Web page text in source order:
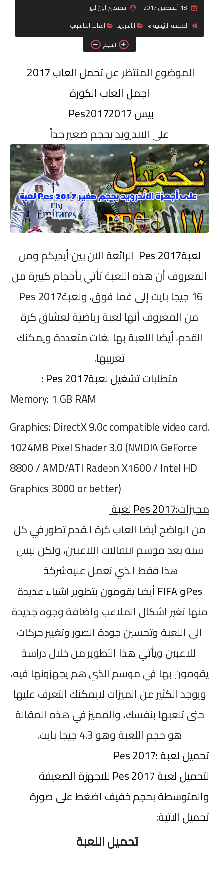
جرافيك
موبايل
كورسات
مقالات
القسم الديني
العناية بالصحة
سياحة
قصص
رياضة
اسمعنى اون لاين
الصفحة الرئيسية
الأندرويد
العاب الحاسوب
الحجم
الموضوع المنتظر عنتحمل العاب 2017
اجمل العاب الكورة
بيس 2017
Pes2017
على الاندرويد بحجم صغير جداً
لعبةPes 2017 الرائعة الان بين أيديكم ومن
المعروف أن هذه اللعبة تأتي بأحجام كبيرة من
16 جيجا بايت إلى فما فوق، ولعبة
Pes 2017
من المعروف أنها لعبة رياضية لعشاق كرة
القدم، أيضا اللعبة بها لغات متعددة ويمكنك
تعربيها.
متطلباتتشغيل لعبةPes 2017
:
Memory: 1 GB RAM
Graphics: DirectX 9.0c compatible video card.
1024MB Pixel Shader 3.0 (NVIDIA GeForce
8800 / AMD/ATI Radeon X1600 / Intel HD
Graphics 3000 or better)
مميزات
لعبةPes 2017:
من الواضح أيضا العاب كرة القدمتطور في كل
سنة بعد موسم انتقالات اللاعبين، ولكن ليس
هذا فقط الذي تعمل عليهشركة
PesوFIFA أيضا يقومون بتطوير اشياء عديدة
منها تغير اشكال الملاعب واضافة وجوه جديدة
الى اللعبة وتحسين جودة الصور وتغيير حركات
اللاعبين ويأتي هذا التطوير من خلال دراسة
يقومون بها في موسم الذي هم يجهزونها فيه،
ويوجد الكثير من الميزات لايمكنك التعرف عليها
حتى تلعبها بنفسك، والمميز في هذه المقالة
هو حجم اللعبة وهو 4.3 جيجا بايت
.
تحميل لعبةPes 2017:
لتحميل لعبةPes 2017 للاجهزة الضعيفة
والمتوسطة بحجم خفيف اضغط على صورة
تحميل الاتية:
تحميل اللعبة